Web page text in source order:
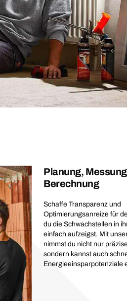
Planung,
Berechnung
Schaffe Transparenz und
Optimierungsanreize für
du die Schwachstellen in
einfach aufzeigst. Mit
nimmst du nicht nur
sondern kannst auch
Energieeinsparpotenziale